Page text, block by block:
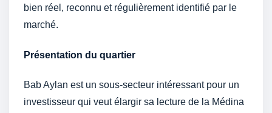
bien réel, reconnu et régulièrement identifié par le
marché.
Présentation du quartier
Bab Aylan est un sous-secteur intéressant pour un
investisseur qui veut élargir sa lecture de la Médina